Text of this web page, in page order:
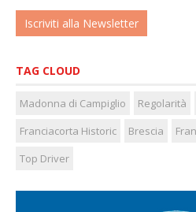
Iscriviti alla Newsletter
TAG CLOUD
Madonna di Campiglio Regolarità
Franciacorta Historic
Brescia
Top Driver